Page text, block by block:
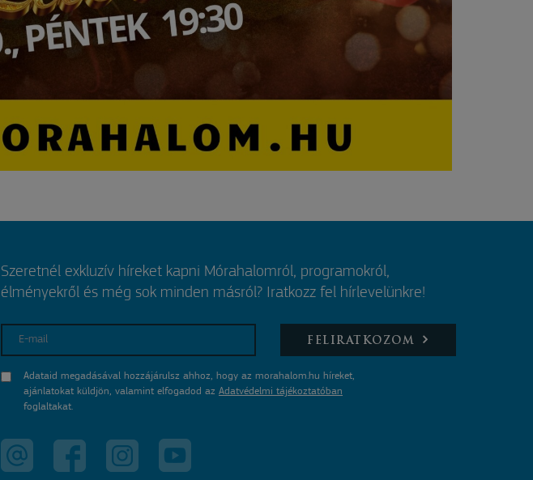
Szeretnél exkluzív híreket kapni Mórahalomról, programokról,
élményekről és még sok minden másról? Iratkozz fel hírlevelünkre!
E-mail
FELIRATKOZOM
Adataid megadásával hozzájárulsz ahhoz, hogy az morahalom.hu híreket,
ajánlatokat küldjön, valamint elfogadod az Adatvédelmi tájékoztatóban
foglaltakat.